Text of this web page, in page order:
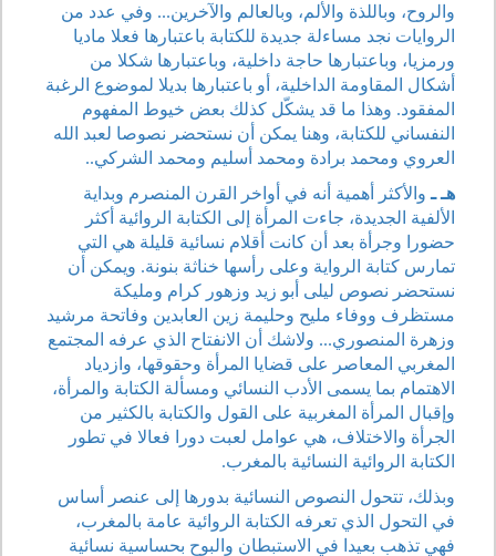
والروح، وباللذة والألم، وبالعالم والآخرين... وفي عدد من
الروايات نجد مساءلة جديدة للكتابة باعتبارها فعلا ماديا
ورمزيا، وباعتبارها حاجة داخلية، وباعتبارها شكلا من
أشكال المقاومة الداخلية، أو باعتبارها بديلا لموضوع الرغبة
المفقود. وهذا ما قد يشكّل كذلك بعض خيوط المفهوم
النفساني للكتابة، وهنا يمكن أن نستحضر نصوصا لعبد الله
العروي ومحمد برادة ومحمد أسليم ومحمد الشركي..
هـ ـوالأكثر أهمية أنه في أواخر القرن المنصرم وبداية
الألفية الجديدة، جاءت المرأة إلى الكتابة الروائية أكثر
حضورا وجرأة بعد أن كانت أقلام نسائية قليلة هي التي
تمارس كتابة الرواية وعلى رأسها خناثة بنونة. ويمكن أن
نستحضر نصوص ليلى أبو زيد وزهور كرام ومليكة
مستظرف ووفاء مليح وحليمة زين العابدين وفاتحة مرشيد
وزهرة المنصوري... ولاشك أن الانفتاح الذي عرفه المجتمع
المغربي المعاصر على قضايا المرأة وحقوقها، وازدياد
الاهتمام بما يسمى الأدب النسائي ومسألة الكتابة والمرأة،
وإقبال المرأة المغربية على القول والكتابة بالكثير من
الجرأة والاختلاف، هي عوامل لعبت دورا فعالا في تطور
الكتابة الروائية النسائية بالمغرب.
وبذلك، تتحول النصوص النسائية بدورها إلى عنصر أساس
في التحول الذي تعرفه الكتابة الروائية عامة بالمغرب،
فهي تذهب بعيدا في الاستبطان والبوح بحساسية نسائية